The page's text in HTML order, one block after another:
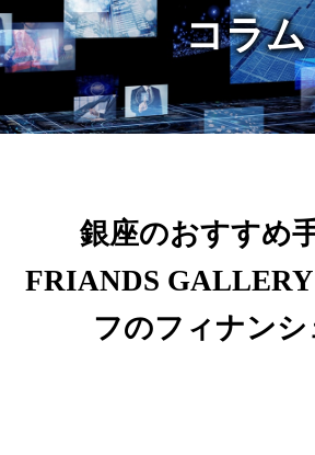
コラム
銀座のおすすめ
FRIANDS
フのフィナンシ